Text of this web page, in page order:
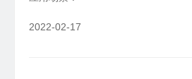
2022-02-17